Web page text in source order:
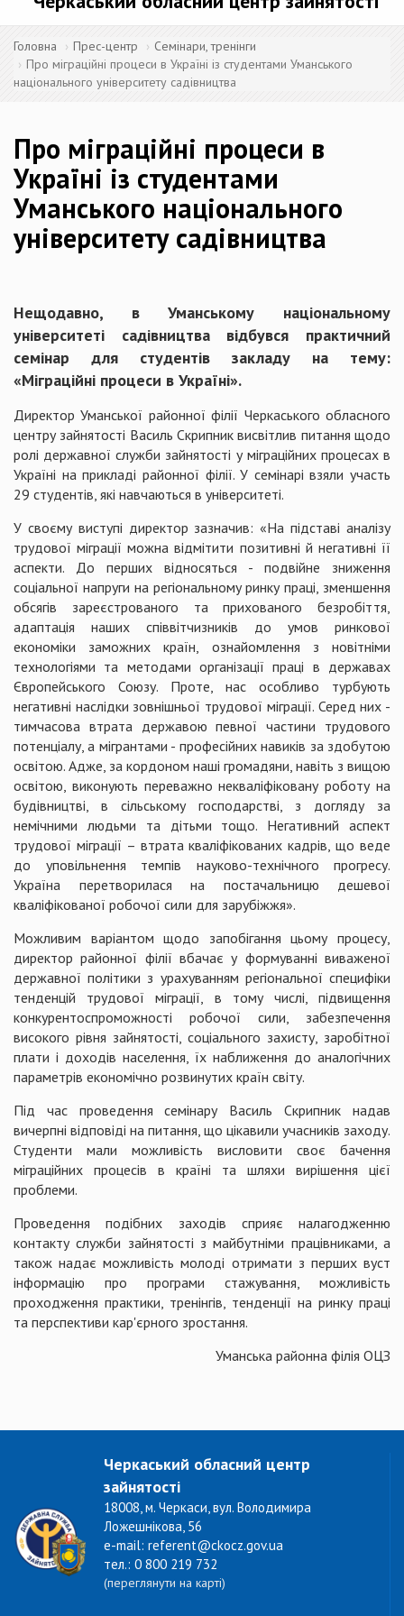
Головна Прес-центр
Семінари, тренінги
Про міграційні процеси в Україні із студентами Уманського
національного університету садівництва
Про міграційні процеси в
Україні із студентами
Уманського національного
університету садівництва
Нещодавно, в Уманському національному
університеті садівництва відбувся практичний
семінар для студентів закладу на тему:
«Міграційні процеси в Україні».
Директор Уманської районної філії Черкаського обласного
центру зайнятості Василь Скрипник висвітлив питання щодо
ролі державної служби зайнятості у міграційних процесах в
Україні на прикладі районної філії. У семінарі взяли участь
29 студентів, які навчаються в університеті.
У своєму виступі директор зазначив: «На підставі аналізу
трудової міграції можна відмітити позитивні й негативні її
аспекти. До перших відносяться - подвійне зниження
соціальної напруги на регіональному ринку праці, зменшення
обсягів зареєстрованого та прихованого безробіття,
адаптація наших співвітчизників до умов ринкової
економіки заможних країн, ознайомлення з новітніми
технологіями та методами організації праці в державах
Європейського Союзу. Проте, нас особливо турбують
негативні наслідки зовнішньої трудової міграції. Серед них -
тимчасова втрата державою певної частини трудового
потенціалу, а мігрантами - професійних навиків за здобутою
освітою. Адже, за кордоном наші громадяни, навіть з вищою
освітою, виконують переважно некваліфіковану роботу на
будівництві, в сільському господарстві, з догляду за
немічними людьми та дітьми тощо. Негативний аспект
трудової міграції – втрата кваліфікованих кадрів, що веде
до уповільнення темпів науково-технічного прогресу.
Україна перетворилася на постачальницю дешевої
кваліфікованої робочої сили для зарубіжжя».
Можливим варіантом щодо запобігання цьому процесу,
директор районної філії вбачає у формуванні виваженої
державної політики з урахуванням регіональної специфіки
тенденцій трудової міграції, в тому числі, підвищення
конкурентоспроможності робочої сили, забезпечення
високого рівня зайнятості, соціального захисту, заробітної
плати і доходів населення, їх наближення до аналогічних
параметрів економічно розвинутих країн світу.
Під час проведення семінару Василь Скрипник надав
вичерпні відповіді на питання, що цікавили учасників заходу.
Студенти мали можливість висловити своє бачення
міграційних процесів в країні та шляхи вирішення цієї
проблеми.
Проведення подібних заходів сприяє налагодженню
контакту служби зайнятості з майбутніми працівниками, а
також надає можливість молоді отримати з перших вуст
інформацію про програми стажування, можливість
проходження практики, тренінгів, тенденції на ринку праці
та перспективи кар'єрного зростання.
Уманська районна філія ОЦЗ
Черкаський обласний центр
зайнятості
18008, м. Черкаси, вул. Володимира
Ложешнікова, 56
e-mail: referent@ckocz.gov.ua
тел.: 0 800 219 732
(переглянути на карті)